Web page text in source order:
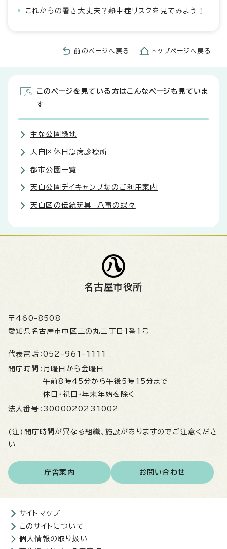
これからの暑さ大丈夫？熱中症リスクを見てみよう！
前のページへ戻る トップページへ戻る
このページを見ている方はこんなページも見ていま
す
主な公園緑地
天白区休日急病診療所
都市公園一覧
天白公園デイキャンプ場のご利用案内
天白区の伝統玩具 八事の蝶々
名古屋市役所
〒460-8508
愛知県名古屋市中区三の丸三丁目1番1号
代表電話： 052-961-1111
開庁時間： 月曜日から金曜日
午前8時45分から午後5時15分まで
休日・祝日・年末年始を除く
法人番号： 3000020231002
(注)開庁時間が異なる組織、施設がありますのでご注意くださ
い
庁舎案内 お問い合わせ
サイトマップ
このサイトについて
個人情報の取り扱い